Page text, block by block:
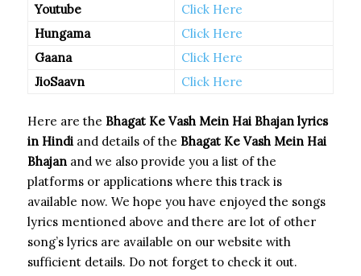
Youtube
Click Here
Hungama
Click Here
Gaana
Click Here
JioSaavn
Click Here
Here are the Bhagat Ke Vash Mein Hai Bhajan lyrics
in Hindi and details of the Bhagat Ke Vash Mein Hai
Bhajan and we also provide you a list of the
platforms or applications where this track is
available now. We hope you have enjoyed the songs
lyrics mentioned above and there are lot of other
song’s lyrics are available on our website with
sufficient details. Do not forget to check it out.